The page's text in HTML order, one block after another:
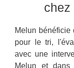
t
r
e
b
chez
Melun bénéficie
pour le tri,
avec une
Melun et dans